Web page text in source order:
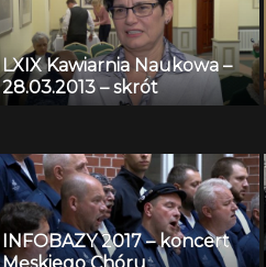
LXIX Kawiarnia Naukowa –
28.03.2013 – skrót
INFOBAZY 2017 – koncert
Męskiego Chóru